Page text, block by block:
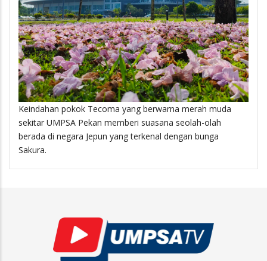
Keindahan pokok Tecoma yang berwarna merah muda
sekitar UMPSA Pekan memberi suasana seolah-olah
berada di negara Jepun yang terkenal dengan bunga
Sakura.